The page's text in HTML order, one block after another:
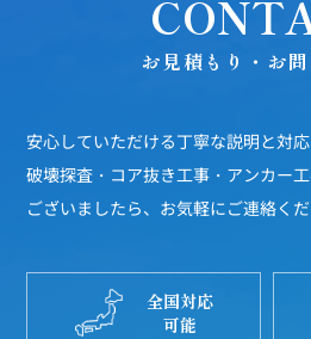
お見積もり・お
安心していただける丁寧な説明と対応
破壊探査・コア抜き工事・アンカー
ございましたら、お気軽にご連絡くだ
全国対応
可能